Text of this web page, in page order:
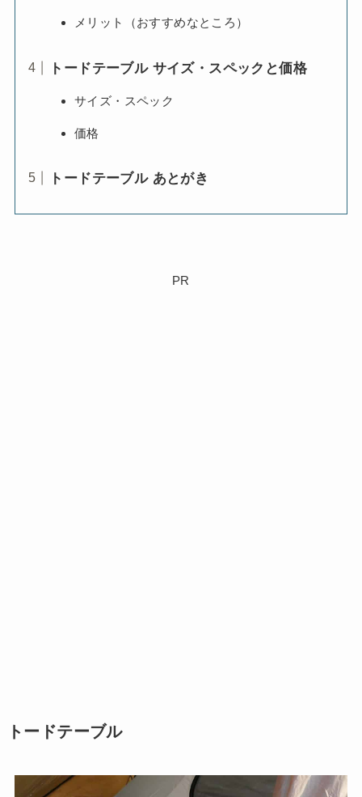
メリット（おすすめなところ）
トードテーブル サイズ・スペックと価格
サイズ・スペック
価格
トードテーブル あとがき
PR
トードテーブル